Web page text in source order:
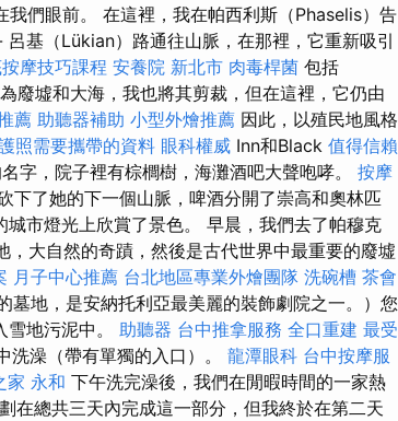
們眼前。 在這裡，我在帕西利斯（Phaselis）告
呂基（Lükian）路通往山脈，在那裡，它重新吸引
摩技巧課程 安養院 新北市 肉毒桿菌 包括
廢墟和大海，我也將其剪裁，但在這裡，它仍由
薦 助聽器補助 小型外燴推薦 因此，以殖民地風格
照需要攜帶的資料 眼科權威 Inn和Black 值得信賴
字，院子裡有棕櫚樹，海灘酒吧大聲咆哮。 按摩
下了她的下一個山脈，啤酒分開了崇高和奧林匹
市燈光上欣賞了景色。 早晨，我們去了帕穆克
大自然的奇蹟，然後是古代世界中最重要的廢墟
月子中心推薦 台北地區專業外燴團隊 洗碗槽 茶會
墓地，是安納托利亞最美麗的裝飾劇院之一。）您
地污泥中。 助聽器 台中推拿服務 全口重建 最受
洗澡（帶有單獨的入口）。 龍潭眼科 台中按摩服
家 永和 下午洗完澡後，我們在閒暇時間的一家熱
在總共三天內完成這一部分，但我終於在第二天